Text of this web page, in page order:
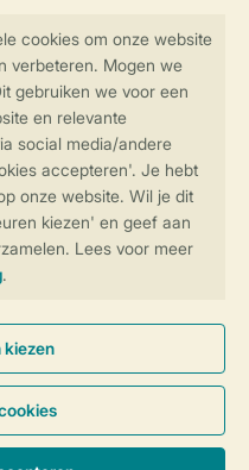
gegevens &
Cookies en banners